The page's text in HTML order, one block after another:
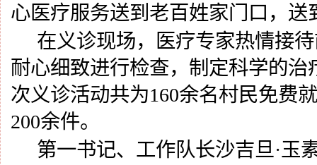
心医疗服务送到老百姓家门口，送
在义诊现场，医疗专家热情接
耐心细致进行检查，制定科学的治
次义诊活动共为160余名村民免费
200余件。
第一书记、工作队长沙吉旦·玉